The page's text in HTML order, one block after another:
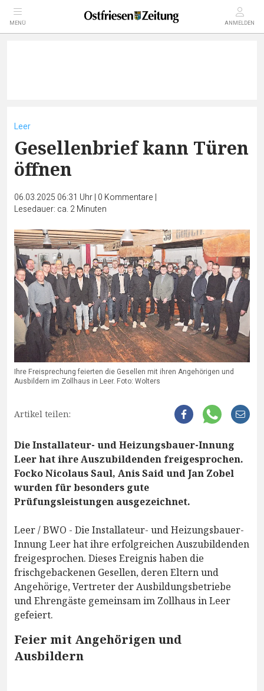
MENÜ ANMELDEN
Leer
Gesellenbrief kann Türen
öffnen
06.03.2025 06:31 Uhr| 0 Kommentare |
Lesedauer: ca. 2 Minuten
Ihre Freisprechung feierten die Gesellen mit ihren Angehörigen und
Ausbildern im Zollhaus in Leer. Foto: Wolters
Artikel teilen:
Die Installateur- und Heizungsbauer-Innung
Leer hat ihre Auszubildenden freigesprochen.
Focko Nicolaus Saul, Anis Said und Jan Zobel
wurden für besonders gute
Prüfungsleistungen ausgezeichnet.
Leer / BWO - Die Installateur- und Heizungsbauer-
Innung Leer hat ihre erfolgreichen Auszubildenden
freigesprochen. Dieses Ereignis haben die
frischgebackenen Gesellen, deren Eltern und
Angehörige, Vertreter der Ausbildungsbetriebe
und Ehrengäste gemeinsam im Zollhaus in Leer
gefeiert.
Feier mit Angehörigen und
Ausbildern